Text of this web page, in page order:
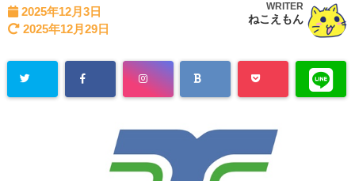
2025年12月3日
2025年12月29日
WRITER
ねこえもん